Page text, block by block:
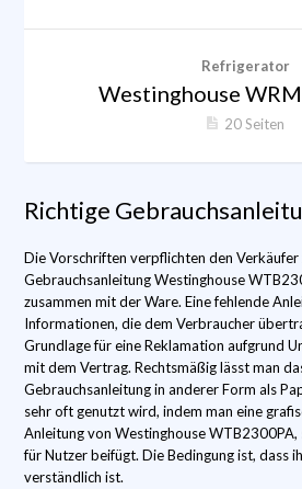
Refrigerator
Westinghouse
20 Seiten
Richtige
Die Vorschriften verpflichten den
Gebrauchsanleitung Westinghouse
zusammen mit der Ware. Eine fehlende
Informationen, die dem Verbraucher
Grundlage für eine Reklamation aufgrund
mit dem Vertrag. Rechtsmäßig lässt man
Gebrauchsanleitung in anderer Form als
sehr oft genutzt wird, indem man eine
Anleitung von Westinghouse
für Nutzer beifügt. Die Bedingung ist, dass
verständlich ist.